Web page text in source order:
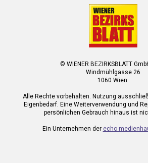
© WIENER BEZIRKSBLATT
Windmühlgasse 26
1060 Wien.
Alle Rechte vorbehalten. Nutzung
Eigenbedarf. Eine Weiterverwendung und
persönlichen Gebrauch hinaus ist
Ein Unternehmen der echo